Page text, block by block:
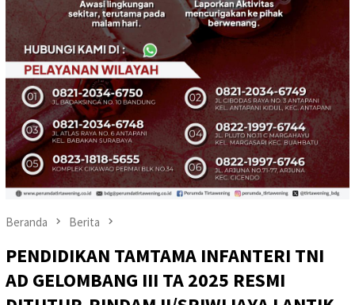
Beranda Berita
PENDIDIKAN TAMTAMA INFANTERI TNI
AD GELOMBANG III TA 2025 RESMI